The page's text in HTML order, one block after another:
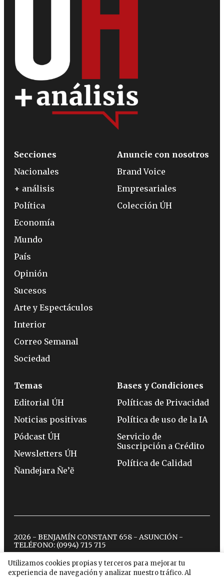
Utilizamos cookies propias y terceros para mejorar tu
experiencia de navegación y analizar nuestro tráfico. Al
Secciones
Nacionales
+ análisis
Política
Economía
Mundo
País
Opinión
Sucesos
Arte y Espectáculos
Interior
Correo Semanal
Sociedad
Anuncie con nosotros
Brand Voice
Empresariales
Colección ÚH
Temas
Editorial ÚH
Noticias positivas
Pódcast ÚH
Newsletters ÚH
Ñandejara Ñe’ẽ
Bases y Condiciones
Políticas de Privacidad
Política de uso de la IA
Servicio de
Suscripción a Crédito
Política de Calidad
2026 - BENJAMÍN CONSTANT 658 - ASUNCIÓN -
TELÉFONO: (0994) 715 715